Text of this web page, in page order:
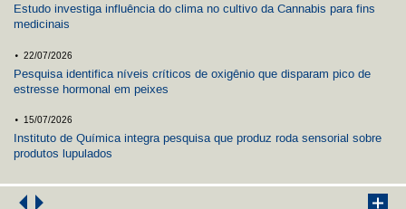
Estudo investiga influência do clima no cultivo da Cannabis para fins
medicinais
. 22/07/2026
Pesquisa identifica níveis críticos de oxigênio que disparam pico de
estresse hormonal em peixes
. 15/07/2026
Instituto de Química integra pesquisa que produz roda sensorial sobre
produtos lupulados